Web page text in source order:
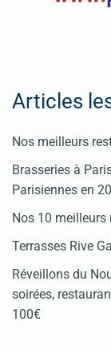
Articles
Nos meilleurs
Brasseries à
Parisiennes en
Nos 10
Terrasses Rive
Réveillons du
soirées,
100€